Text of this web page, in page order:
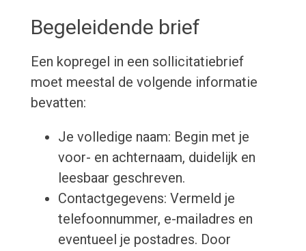
Begeleidende brief
Een kopregel in een sollicitatiebrief
moet meestal de volgende informatie
bevatten:
Je volledige naam: Begin met je
voor- en achternaam, duidelijk en
leesbaar geschreven.
Contactgegevens: Vermeld je
telefoonnummer, e-mailadres en
eventueel je postadres. Door